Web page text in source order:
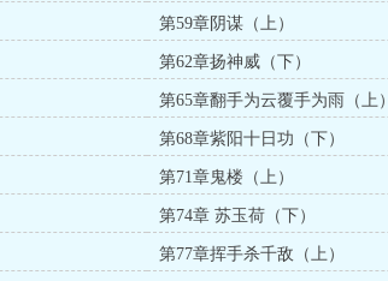
第59章阴谋（上）
第62章扬神威（下）
第65章翻手为云覆手为雨（上）
第68章紫阳十日功（下）
第71章鬼楼（上）
第74章 苏玉荷（下）
第77章挥手杀千敌（上）